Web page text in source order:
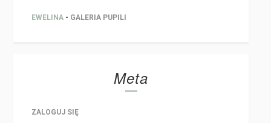
EWELINA - GALERIA PUPILI
Meta
ZALOGUJ SIĘ